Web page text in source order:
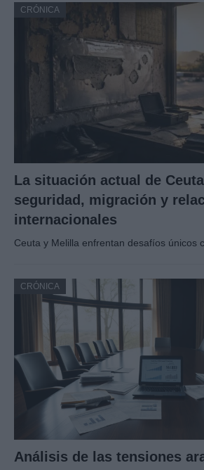
CRÓNICA
La situación actual de
seguridad, migración y
internacionales
Ceuta y Melilla enfrentan desafíos únicos
CRÓNICA
Análisis de las tensiones